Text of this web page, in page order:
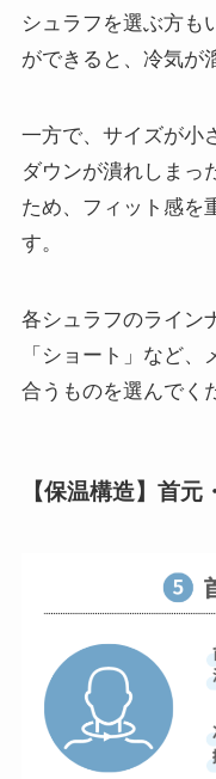
シュラフを選ぶ方も
ができると、冷気が
一方で、サイズが小
ダウンが潰れしまっ
ため、フィット感を
す。
各シュラフのライン
「ショート」など
合うものを選んでく
【保温構造】首